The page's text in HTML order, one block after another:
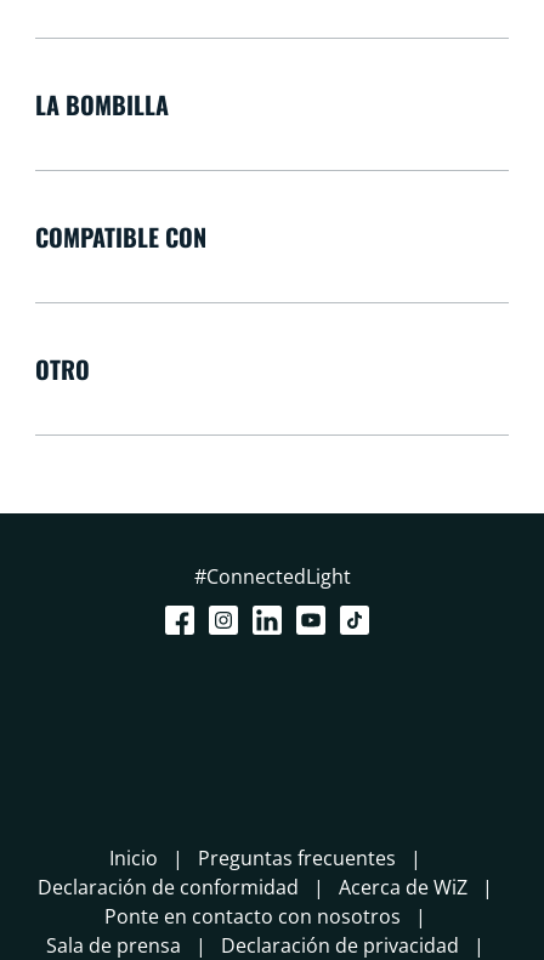
LA BOMBILLA
COMPATIBLE CON
OTRO
#ConnectedLight
Inicio
Preguntas frecuentes
Declaración de conformidad
Acerca de WiZ
Ponte en contacto con nosotros
Sala de prensa
Declaración de privacidad